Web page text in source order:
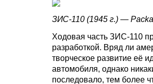
ЗИС-110 (1945 г.) —
Ходовая часть ЗИС-110
разработкой. Вряд ли
творческое развитие её
автомобиля, однако
последовало, тем более